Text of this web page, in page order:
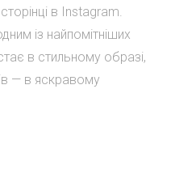
в Instagram.
із найпомітніших
в стильному образі,
— в яскравому